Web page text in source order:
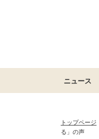
ニュース
トップページ
る」の声